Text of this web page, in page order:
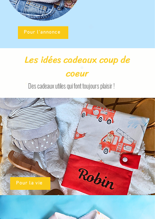
Pour l'annonce
Les idées cadeaux coup de
coeur
Des cadeaux utiles qui font toujours plaisir !
Pour la vie